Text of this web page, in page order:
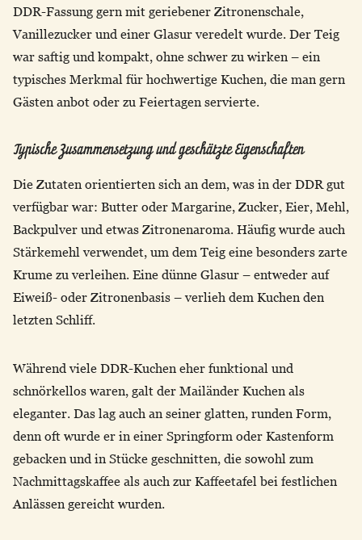
DDR-Fassung gern mit geriebener Zitronenschale,
Vanillezucker und einer Glasur veredelt wurde. Der Teig
war saftig und kompakt, ohne schwer zu wirken – ein
typisches Merkmal für hochwertige Kuchen, die man gern
Gästen anbot oder zu Feiertagen servierte.
Typische Zusammensetzung und geschätzte Eigenschaften
Die Zutaten orientierten sich an dem, was in der DDR gut
verfügbar war: Butter oder Margarine, Zucker, Eier, Mehl,
Backpulver und etwas Zitronenaroma. Häufig wurde auch
Stärkemehl verwendet, um dem Teig eine besonders zarte
Krume zu verleihen. Eine dünne Glasur – entweder auf
Eiweiß- oder Zitronenbasis – verlieh dem Kuchen den
letzten Schliff.
Während viele DDR-Kuchen eher funktional und
schnörkellos waren, galt der Mailänder Kuchen als
eleganter. Das lag auch an seiner glatten, runden Form,
denn oft wurde er in einer Springform oder Kastenform
gebacken und in Stücke geschnitten, die sowohl zum
Nachmittagskaffee als auch zur Kaffeetafel bei festlichen
Anlässen gereicht wurden.